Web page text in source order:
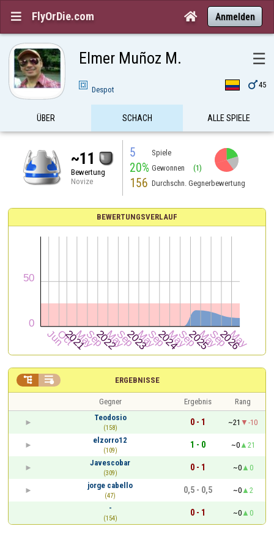
 FlyOrDie.com  Anmelden
Elmer Muñoz M. ☰
Despot 45
ÜBER SCHACH ALLE SPIELE
~11
Bewertung
Novize
5 Spiele
20% Gewonnen (1)
156 Durchschn. Gegnerbewertung
BEWERTUNGSVERLAUF
ERGEBNISSE
 
Gegner Ergebnis
Rang
Teodosio
(158)
0 - 1 ~21
-10
elzorro12
(109)
1 - 0 ~0
21
Javescobar
(309)
0 - 1 ~0
0
jorge cabello
(47)
0,5 - 0,5 ~0
2
-
(154)
0 - 1 ~0 0